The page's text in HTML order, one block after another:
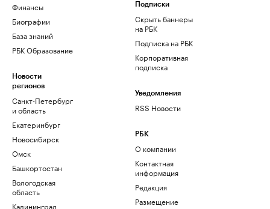
Финансы
Биографии
База знаний
РБК Образование
Новости
регионов
Санкт-Петербург
и область
Екатеринбург
Новосибирск
Омск
Башкортостан
Вологодская
область
Калининград
Подписки
Скрыть баннеры
на РБК
Подписка на РБК
Корпоративная
подписка
Уведомления
RSS Новости
РБК
О компании
Контактная
информация
Редакция
Размещение